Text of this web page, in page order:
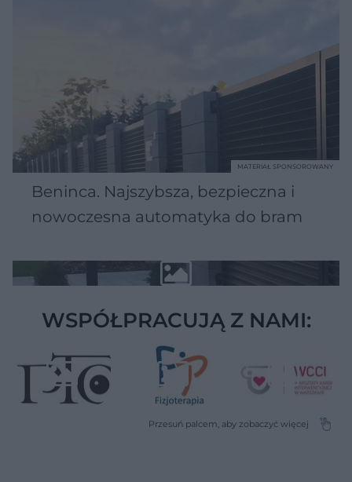
Beninca. Najszybsza, bezpieczna i
nowoczesna automatyka do bram
MATERIAŁ SPONSOROWANY
WSPÓŁPRACUJĄ Z NAMI: